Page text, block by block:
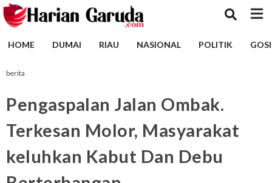
HOME DUMAI RIAU NASIONAL POLITIK
berita
Pengaspalan Jalan Ombak.
Terkesan Molor, Masyarakat
keluhkan Kabut Dan Debu